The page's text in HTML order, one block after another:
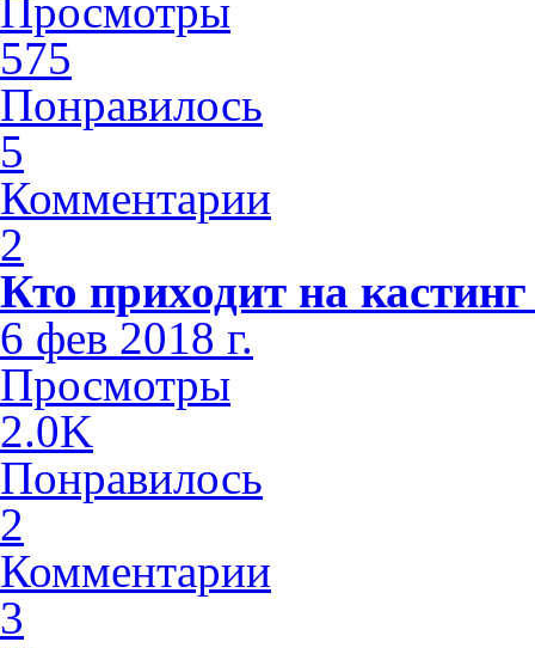
Просмотры
575
Понравилось
5
Комментарии
2
Кто приходит на
6 фев 2018 г.
Просмотры
2.0K
Понравилось
2
Комментарии
3